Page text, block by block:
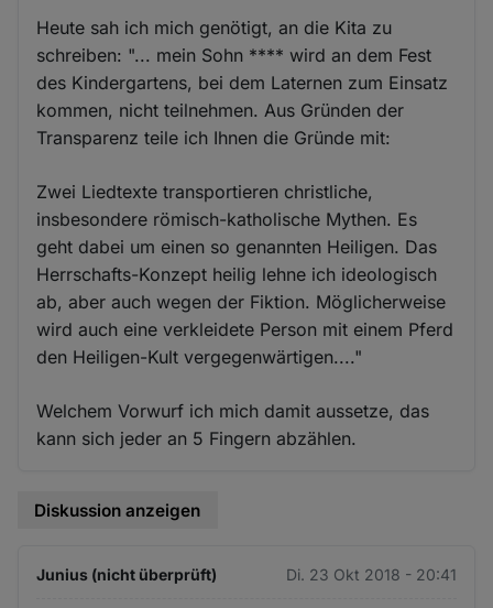
Heute sah ich mich genötigt, an die Kita zu
schreiben: "... mein Sohn **** wird an dem Fest
des Kindergartens, bei dem Laternen zum Einsatz
kommen, nicht teilnehmen. Aus Gründen der
Transparenz teile ich Ihnen die Gründe mit:
Zwei Liedtexte transportieren christliche,
insbesondere römisch-katholische Mythen. Es
geht dabei um einen so genannten Heiligen. Das
Herrschafts-Konzept heilig lehne ich ideologisch
ab, aber auch wegen der Fiktion. Möglicherweise
wird auch eine verkleidete Person mit einem Pferd
den Heiligen-Kult vergegenwärtigen...."
Welchem Vorwurf ich mich damit aussetze, das
kann sich jeder an 5 Fingern abzählen.
Diskussion anzeigen
Junius (nicht überprüft) Di. 23 Okt 2018 - 20:41